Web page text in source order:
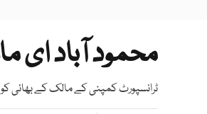
محمود آباد ای
ٹرانسپورٹ کمپنی کے مالک کے بھائی کو